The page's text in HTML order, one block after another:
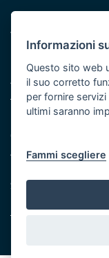
Protezione civile
Vai al sito di
Iniziativa finanziata
Asse XI
Note legali
Cookie e privacy
Atti di notifica
Servizi Intranet
Informazioni
Questo sito web
il suo corretto
per fornire
ultimi saranno
Fammi scegliere